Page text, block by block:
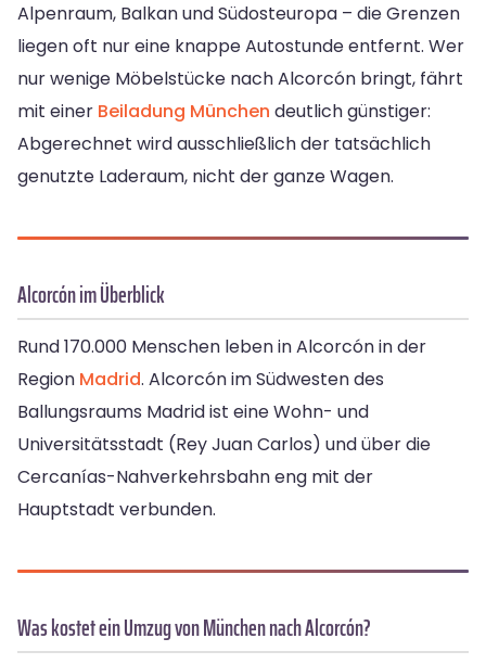
Alpenraum, Balkan und Südosteuropa – die Grenzen
liegen oft nur eine knappe Autostunde entfernt. Wer
nur wenige Möbelstücke nach Alcorcón bringt, fährt
mit einer Beiladung München deutlich günstiger:
Abgerechnet wird ausschließlich der tatsächlich
genutzte Laderaum, nicht der ganze Wagen.
Alcorcón im Überblick
Rund 170.000 Menschen leben in Alcorcón in der
Region Madrid. Alcorcón im Südwesten des
Ballungsraums Madrid ist eine Wohn- und
Universitätsstadt (Rey Juan Carlos) und über die
Cercanías-Nahverkehrsbahn eng mit der
Hauptstadt verbunden.
Was kostet ein Umzug von München nach Alcorcón?